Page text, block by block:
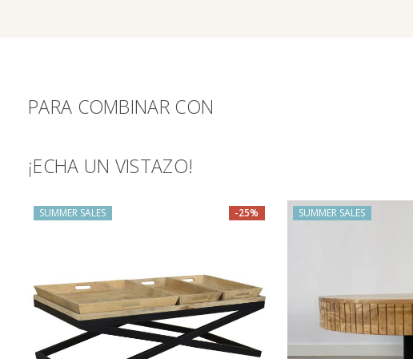
PARA COMBINAR CON
¡ECHA UN VISTAZO!
TAMBIÉN TE RECOMENDAMOS…
-25%
SUMMER SALES SUMMER SALES